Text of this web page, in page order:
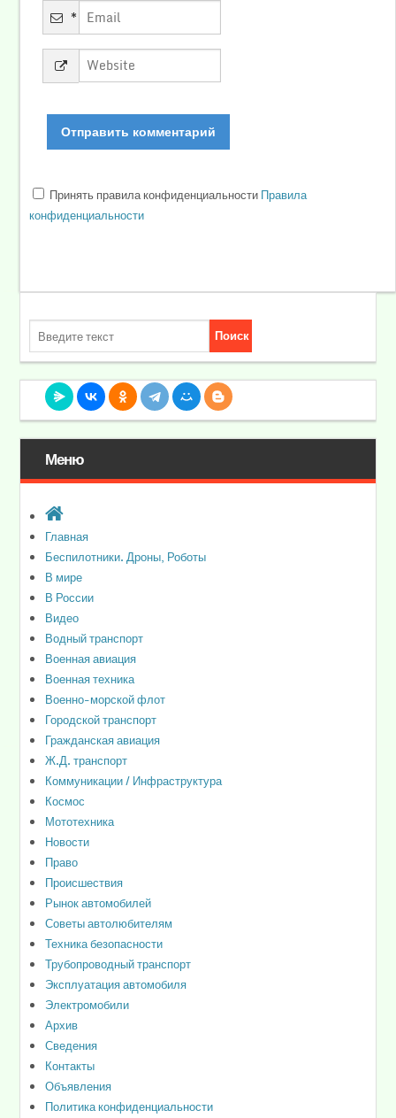
*
Принять правила конфиденциальностиПравила
конфиденциальности
Меню
Главная
Беспилотники. Дроны, Роботы
В мире
В России
Видео
Водный транспорт
Военная авиация
Военная техника
Военно-морской флот
Городской транспорт
Гражданская авиация
Ж.Д. транспорт
Коммуникации / Инфраструктура
Космос
Мототехника
Новости
Право
Происшествия
Рынок автомобилей
Советы автолюбителям
Техника безопасности
Трубопроводный транспорт
Эксплуатация автомобиля
Электромобили
Архив
Сведения
Контакты
Объявления
Политика конфиденциальности